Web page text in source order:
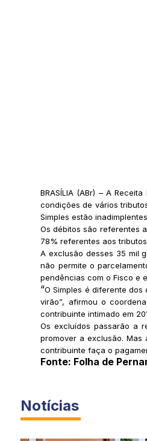
BRASÍLIA (ABr) – A
condições de vários
Simples estão
Os débitos são referentes
78% referentes aos
A exclusão desses 35 mil
não permite o
pendências com o Fisco e
“O Simples é diferente
virão”, afirmou o
contribuinte intimado em
Os excluídos passarão a
promover a exclusão.
contribuinte faça o
Fonte: Folha de
Notícias